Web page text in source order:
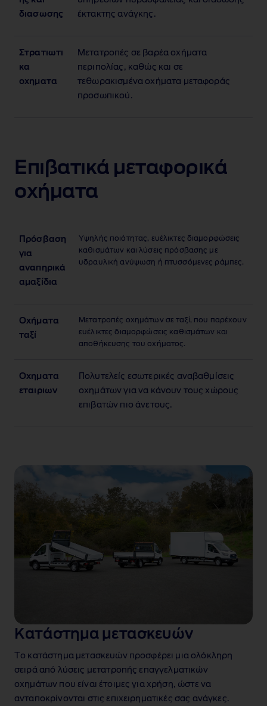
διασωσης
έκτακτης ανάγκης.
Στρατιωτι
κα
οχηματα
Μετατροπές σε βαρέα οχήματα
περιπολίας, καθώς και σε
τεθωρακισμένα οχήματα μεταφοράς
προσωπικού.
Επιβατικά μεταφορικά
οχήματα
Πρόσβαση
για
αναπηρικά
αμαξίδια
Υψηλής ποιότητας, ευέλικτες διαμορφώσεις
καθισμάτων και λύσεις πρόσβασης με
υδραυλική ανύψωση ή πτυσσόμενες ράμπες.
Οχήματα
ταξί
Μετατροπές οχημάτων σε ταξί, που παρέχουν
ευέλικτες διαμορφώσεις καθισμάτων και
αποθήκευσης του οχήματος.
Οχηματα
εταιριων
Πολυτελείς εσωτερικές αναβαθμίσεις
οχημάτων για να κάνουν τους χώρους
επιβατών πιο άνετους.
Κατάστημα μετασκευών
Το κατάστημα μετασκευών προσφέρει μια ολόκληρη
σειρά από λύσεις μετατροπής επαγγελματικών
οχημάτων που είναι έτοιμες για χρήση, ώστε να
ανταποκρίνονται στις επιχειρηματικές σας ανάγκες.